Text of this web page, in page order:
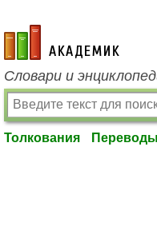
academic.ru
Словари и
Толкования Переводы